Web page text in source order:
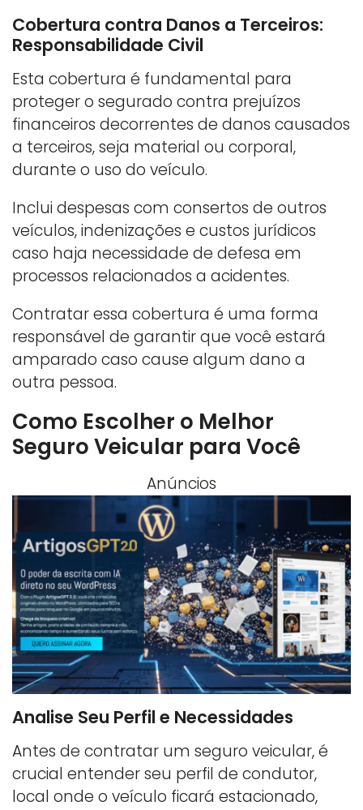
Cobertura contra Danos a Terceiros:
Responsabilidade Civil
Esta cobertura é fundamental para
proteger o segurado contra prejuízos
financeiros decorrentes de danos causados
a terceiros, seja material ou corporal,
durante o uso do veículo.
Inclui despesas com consertos de outros
veículos, indenizações e custos jurídicos
caso haja necessidade de defesa em
processos relacionados a acidentes.
Contratar essa cobertura é uma forma
responsável de garantir que você estará
amparado caso cause algum dano a
outra pessoa.
Como Escolher o Melhor
Seguro Veicular para Você
Anúncios
Analise Seu Perfil e Necessidades
Antes de contratar um seguro veicular, é
crucial entender seu perfil de condutor,
local onde o veículo ficará estacionado,